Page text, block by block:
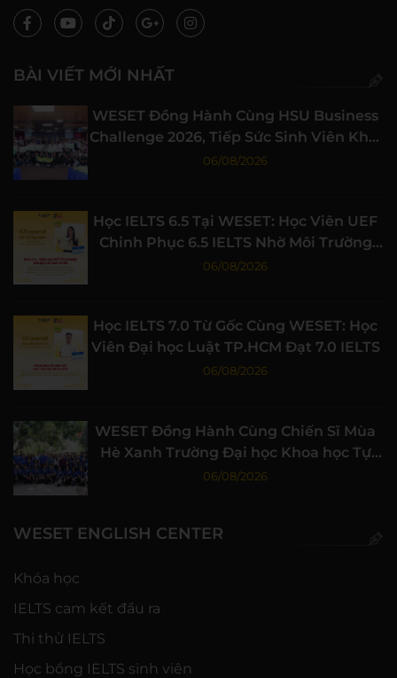
BÀI VIẾT MỚI NHẤT
WESET Đồng Hành Cùng HSU Business
Challenge 2026, Tiếp Sức Sinh Viên Khởi
Nghiệp
06/08/2026
Học IELTS 6.5 Tại WESET: Học Viên UEF
Chinh Phục 6.5 IELTS Nhờ Môi Trường
Học Tập Chất Lượng
06/08/2026
Học IELTS 7.0 Từ Gốc Cùng WESET: Học
Viên Đại học Luật TP.HCM Đạt 7.0 IELTS
06/08/2026
WESET Đồng Hành Cùng Chiến Sĩ Mùa
Hè Xanh Trường Đại học Khoa học Tự
nhiên, ĐHQG-HCM
06/08/2026
WESET ENGLISH CENTER
Khóa học
IELTS cam kết đầu ra
Thi thử IELTS
Học bổng IELTS sinh viên